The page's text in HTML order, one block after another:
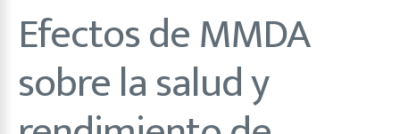
Efectos de MMDA
sobre la salud y